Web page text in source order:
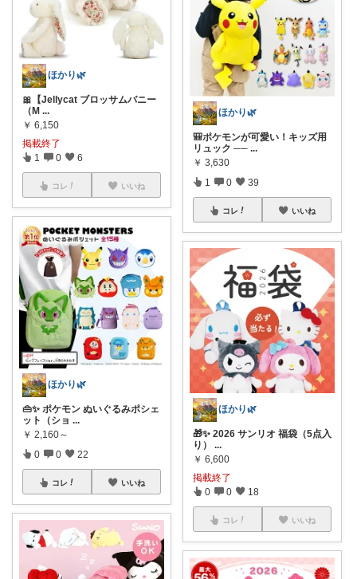
ほかり🌿
🎀【Jellycat ブロッサムバニー
（M ...
￥ 6,150
掲載終了
1 0 6
コレ いいね
ほかり🌿
👜✨ ポケモン ぬいぐるみポシェ
ット（ショ ...
￥ 2,160～
0 0 22
コレ いいね
ほかり🌿
🎒ポケモンが可愛い！キッズ用
リュック ── ...
￥ 3,630
1 0 39
コレ いいね
ほかり🌿
🎁✨ 2026 サンリオ 福袋（5点入
り）
...
￥ 6,600
掲載終了
0 0 18
コレ いいね